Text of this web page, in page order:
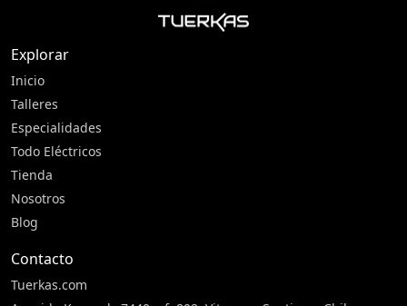
Explorar
Inicio
Talleres
Especialidades
Todo Eléctricos
Tienda
Nosotros
Blog
Contacto
Tuerkas.com